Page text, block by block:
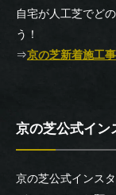
自宅が人工芝でど
う！
⇒京の芝新着施工
京の芝公式イン
京の芝公式インス